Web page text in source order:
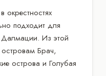
окрестностях
подходит для
Из этой
Брач,
острова и Голубая